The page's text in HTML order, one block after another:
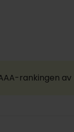
rankingen av